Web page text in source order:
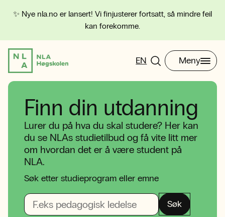
✨ Nye nla.no er lansert! Vi finjusterer fortsatt, så mindre feil
kan forekomme.
EN Meny
Finn din utdanning
Lurer du på hva du skal studere? Her kan
du se NLAs studietilbud og få vite litt mer
om hvordan det er å være student på
NLA.
Søk etter studieprogram eller emne
Søk